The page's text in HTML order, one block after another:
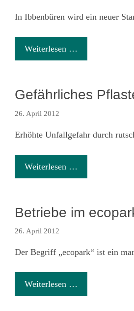
In Ibbenbüren wird ein neuer
Weiterlesen …
Gefährliches
26. April 2012
Erhöhte Unfallgefahr durch
Weiterlesen …
Betriebe im
26. April 2012
Der Begriff „ecopark“ ist ein
Weiterlesen …